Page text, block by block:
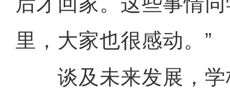
里，大家也很感动。”
谈及未来发展，学